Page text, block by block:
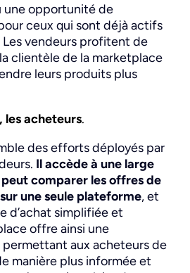
une opportunité de
ceux qui sont déjà actifs
vendeurs profitent de
clientèle de la marketplace
leurs produits plus
les acheteurs.
des efforts déployés par
Il accède à une large
comparer les offres de
une seule plateforme, et
d’achat simplifiée et
offre ainsi une
aux acheteurs de
manière plus informée et